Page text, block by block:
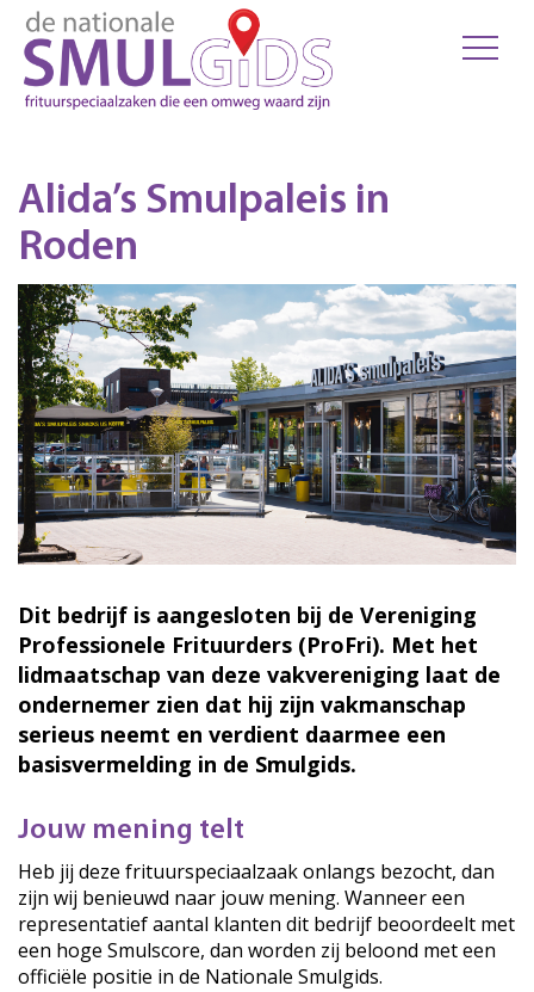
Alida’s Smulpaleis in
Roden
Dit bedrijf is aangesloten bij de Vereniging
Professionele Frituurders (ProFri). Met het
lidmaatschap van deze vakvereniging laat de
ondernemer zien dat hij zijn vakmanschap
serieus neemt en verdient daarmee een
basisvermelding in de Smulgids.
Jouw mening telt
Heb jij deze frituurspeciaalzaak onlangs bezocht, dan
zijn wij benieuwd naar jouw mening. Wanneer een
representatief aantal klanten dit bedrijf beoordeelt met
een hoge Smulscore, dan worden zij beloond met een
officiële positie in de Nationale Smulgids.